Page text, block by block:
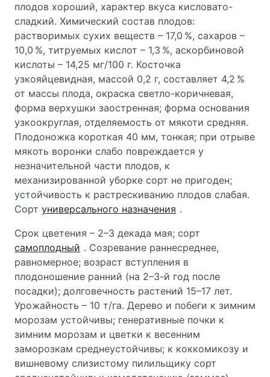
плодов хороший, характер вкуса кисловато-
сладкий. Химический состав плодов:
растворимых сухих веществ – 17,0 %, сахаров –
10,0 %, титруемых кислот – 1,3 %, аскорбиновой
кислоты – 14,25 мг/100 г. Косточка
узкояйцевидная, массой 0,2 г, составляет 4,2 %
от массы плода, окраска светло-коричневая,
форма верхушки заостренная; форма основания
узкоокруглая, отделяемость от мякоти средняя.
Плодоножка короткая 40 мм, тонкая; при отрыве
мякоть воронки слабо повреждается у
незначительной части плодов, к
механизированной уборке сорт не пригоден;
устойчивость к растрескиванию плодов слабая.
Сорт универсального назначения .
Срок цветения – 2–3 декада мая; сорт
самоплодный . Созревание раннесреднее,
равномерное; возраст вступления в
плодоношение ранний (на 2–3-й год после
посадки); долговечность растений 15–17 лет.
Урожайность – 10 т/га. Дерево и побеги к зимним
морозам устойчивы; генеративные почки к
зимним морозам и цветки к весенним
заморозкам среднеустойчивы; к коккомикозу и
вишневому слизистому пилильщику сорт